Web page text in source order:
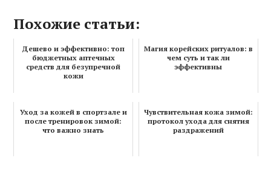
Похожие статьи:
Дешево и эффективно: топ
бюджетных аптечных
средств для безупречной
кожи
Магия корейских ритуалов: в
чем суть и так ли
эффективны
Уход за кожей в спортзале и
после тренировок зимой:
что важно знать
Чувствительная кожа зимой:
протокол ухода для снятия
раздражений